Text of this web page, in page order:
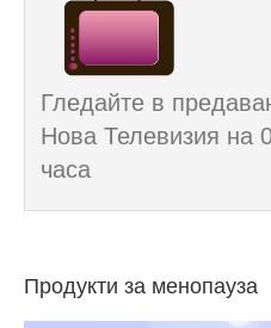
Гледайте в
Нова Телевизия на
часа
Продукти за менопауза